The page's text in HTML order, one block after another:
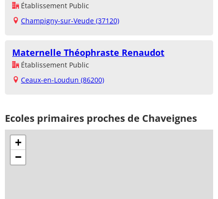
Établissement Public
Champigny-sur-Veude (37120)
Maternelle Théophraste Renaudot
Établissement Public
Ceaux-en-Loudun (86200)
Ecoles primaires proches de Chaveignes
+
−